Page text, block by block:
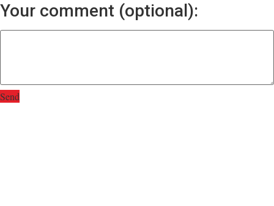
Your comment (optional):
Send